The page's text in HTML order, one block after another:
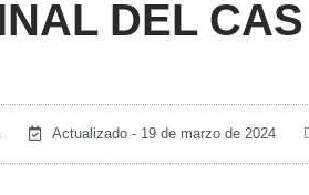
DEL
Actualizado - 19 de marzo de 2024